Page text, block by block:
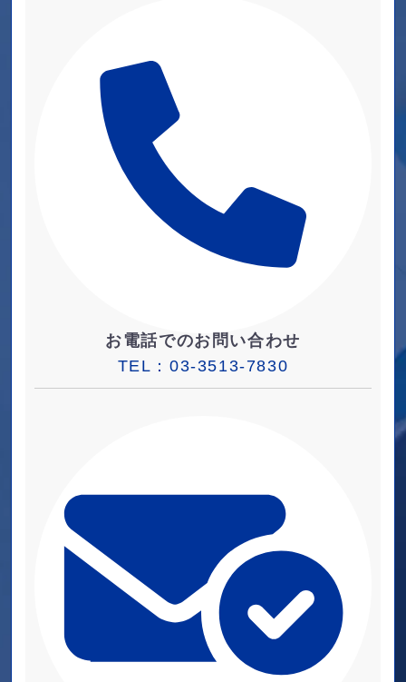
お電話でのお問い合わせ
TEL：03-3513-7830